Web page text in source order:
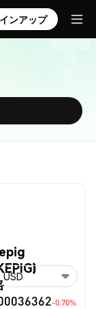
ンアップ
-0.70%
USD